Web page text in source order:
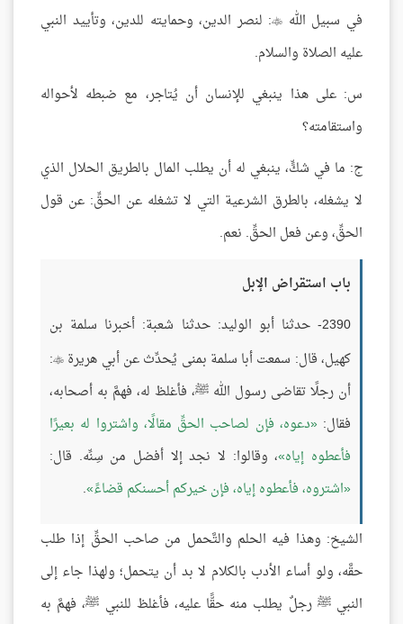
في سبيل الله : لنصر الدين، وحمايته للدين، وتأييد النبي
عليه الصلاة والسلام.
س: على هذا ينبغي للإنسان أن يُتاجر، مع ضبطه لأحواله
واستقامته؟
ج: ما في شكٍّ، ينبغي له أن يطلب المال بالطريق الحلال الذي
لا يشغله، بالطرق الشرعية التي لا تشغله عن الحقِّ: عن قول
الحقِّ، وعن فعل الحقِّ. نعم.
باب استقراض الإبل
2390- حدثنا أبو الوليد: حدثنا شعبة: أخبرنا سلمة بن
كهيل، قال: سمعت أبا سلمة بمنى يُحدِّث عن أبي هريرة 
:
أن رجلًا تقاضى رسول الله ﷺ، فأغلظ له، فهمَّ به أصحابه،
فقال: دعوه، فإن لصاحب الحقِّ مقالًا، واشتروا له بعيرًا
فأعطوه إياه ، وقالوا: لا نجد إلا أفضل من سِنِّه. قال:
اشتروه، فأعطوه إياه، فإن خيركم أحسنكم قضاءً .
الشيخ: وهذا فيه الحلم والتَّحمل من صاحب الحقِّ إذا طلب
حقَّه، ولو أساء الأدب بالكلام لا بد أن يتحمل؛ ولهذا جاء إلى
النبي ﷺ رجلٌ يطلب منه حقًّا عليه، فأغلظ للنبي ﷺ، فهمَّ به